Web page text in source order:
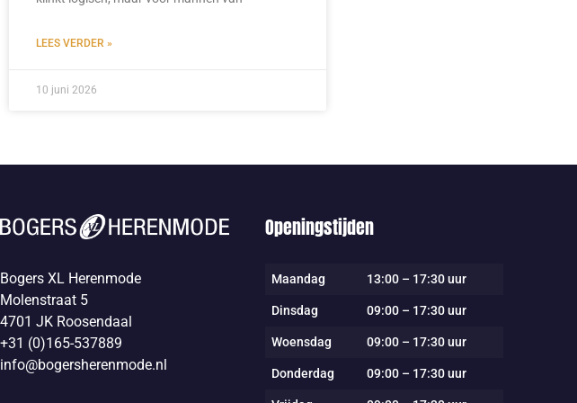
LEES VERDER »
10 juni 2026
Bogers XL Herenmode
Molenstraat 5
4701 JK Roosendaal
+31 (0)165-537889
info@bogersherenmode.nl
Openingstijden
Maandag 13:00 – 17:30 uur
Dinsdag 09:00 – 17:30 uur
Woensdag 09:00 – 17:30 uur
Donderdag 09:00 – 17:30 uur